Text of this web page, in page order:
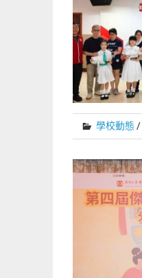
學校動態 /